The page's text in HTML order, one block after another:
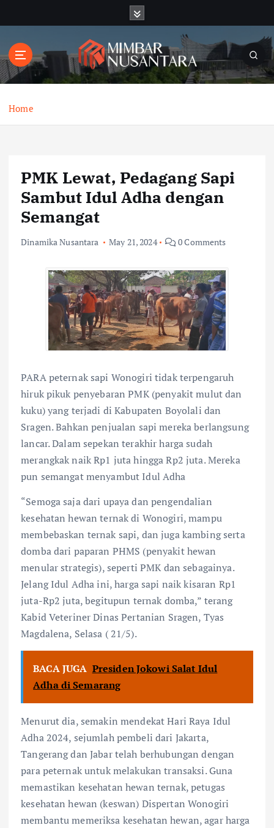
t
o
Home
PMK Lewat, Pedagang Sapi
Sambut Idul Adha dengan
Semangat
Dinamika Nusantara May 21, 2024 0 Comments
PARA peternak sapi Wonogiri tidak terpengaruh
hiruk pikuk penyebaran PMK (penyakit mulut dan
kuku) yang terjadi di Kabupaten Boyolali dan
Sragen. Bahkan penjualan sapi mereka berlangsung
lancar. Dalam sepekan terakhir harga sudah
merangkak naik Rp1 juta hingga Rp2 juta. Mereka
pun semangat menyambut Idul Adha
“Semoga saja dari upaya dan pengendalian
kesehatan hewan ternak di Wonogiri, mampu
membebaskan ternak sapi, dan juga kambing serta
domba dari paparan PHMS (penyakit hewan
menular strategis), seperti PMK dan sebagainya.
Jelang Idul Adha ini, harga sapi naik kisaran Rp1
juta-Rp2 juta, begitupun ternak domba,” terang
Kabid Veteriner Dinas Pertanian Sragen, Tyas
Magdalena, Selasa ( 21/5).
BACA JUGA Presiden Jokowi Salat Idul
Adha di Semarang
Menurut dia, semakin mendekat Hari Raya Idul
Adha 2024, sejumlah pembeli dari Jakarta,
Tangerang dan Jabar telah berhubungan dengan
para peternak untuk melakukan transaksi. Guna
memastikan kesehatan hewan ternak, petugas
kesehatan hewan (keswan) Dispertan Wonogiri
membantu memeriksa kesehatan hewan, agar harga